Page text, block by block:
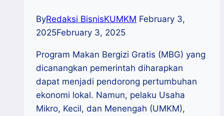
ByRedaksi BisnisKUMKM February 3,
2025February 3, 2025
Program Makan Bergizi Gratis (MBG) yang
dicanangkan pemerintah diharapkan
dapat menjadi pendorong pertumbuhan
ekonomi lokal. Namun, pelaku Usaha
Mikro, Kecil, dan Menengah (UMKM),